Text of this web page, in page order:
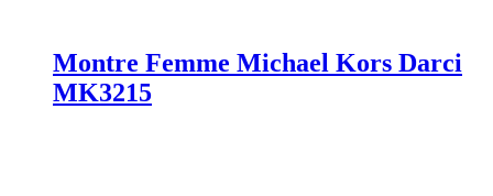
Montre Femme Michael Kors Darci
MK3215